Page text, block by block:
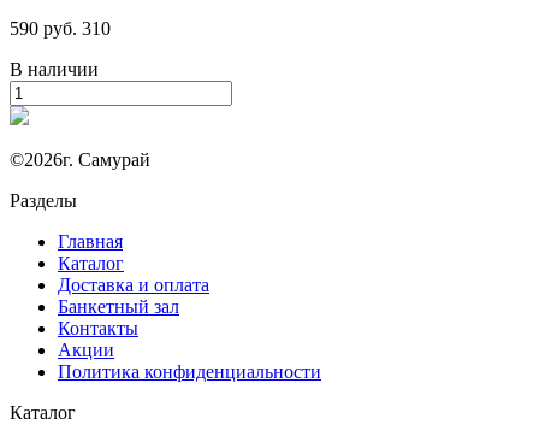
590 руб. 310
В наличии
©2026г. Самурай
Разделы
Главная
Каталог
Доставка и оплата
Банкетный зал
Контакты
Акции
Политика конфиденциальности
Каталог